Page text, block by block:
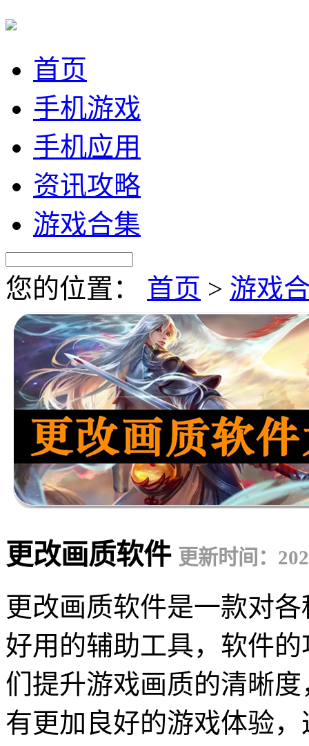
首页
手机游戏
手机应用
资讯攻略
游戏合集
您的位置： 首页 > 游戏
更改画质软件 更新时间：
更改画质软件是一款对
好用的辅助工具，软件
们提升游戏画质的清晰
有更加良好的游戏体验